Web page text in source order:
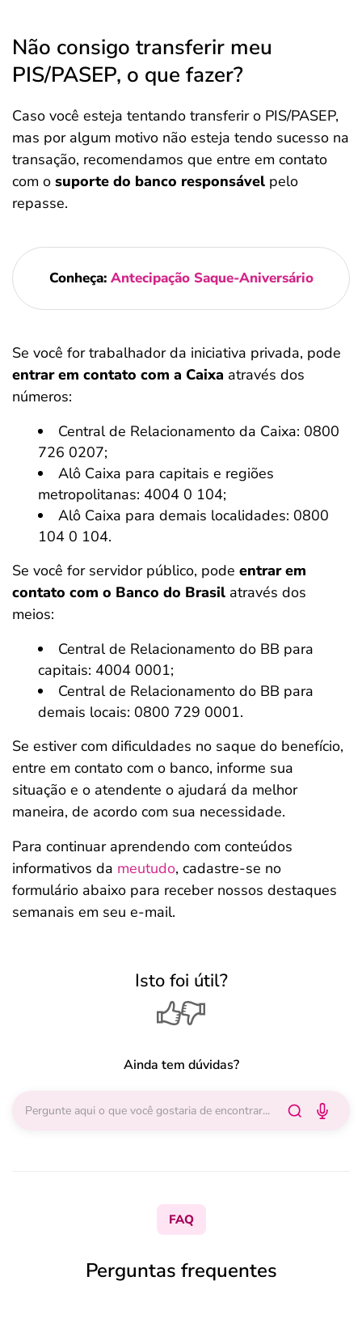
Não consigo transferir meu
PIS/PASEP, o que fazer?
Caso você esteja tentando transferir o PIS/PASEP,
mas por algum motivo não esteja tendo sucesso na
transação, recomendamos que entre em contato
com o suporte do banco responsável pelo
repasse.
Conheça: Antecipação Saque-Aniversário
Se você for trabalhador da iniciativa privada, pode
entrar em contato com a Caixa através dos
números:
Central de Relacionamento da Caixa: 0800
726 0207;
Alô Caixa para capitais e regiões
metropolitanas: 4004 0 104;
Alô Caixa para demais localidades: 0800
104 0 104.
Se você for servidor público, pode entrar em
contato com o Banco do Brasil através dos
meios:
Central de Relacionamento do BB para
capitais: 4004 0001;
Central de Relacionamento do BB para
demais locais: 0800 729 0001.
Se estiver com dificuldades no saque do benefício,
entre em contato com o banco, informe sua
situação e o atendente o ajudará da melhor
maneira, de acordo com sua necessidade.
Para continuar aprendendo com conteúdos
informativos da meutudo, cadastre-se no
formulário abaixo para receber nossos destaques
semanais em seu e-mail.
Isto foi útil?
Ainda tem dúvidas?
FAQ
Perguntas frequentes